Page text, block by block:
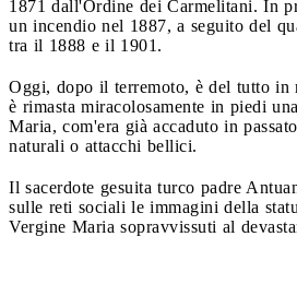
1871 dall'Ordine dei Carmelitani. In
un incendio nel 1887, a seguito del
tra il 1888 e il 1901.
Oggi, dopo il terremoto, è del tutto in
è rimasta miracolosamente in piedi
Maria, com'era già accaduto in
naturali o attacchi bellici.
Il sacerdote gesuita turco padre
sulle reti sociali le immagini della
Vergine Maria sopravvissuti al